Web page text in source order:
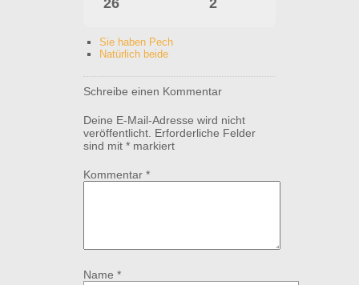
26 2
Sie haben Pech
Natürlich beide
Schreibe einen Kommentar
Deine E-Mail-Adresse wird nicht
veröffentlicht. Erforderliche Felder
sind mit * markiert
Kommentar *
Name *